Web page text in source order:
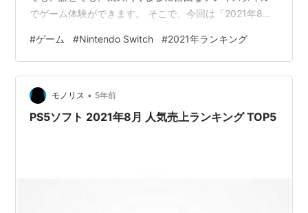
でゲーム体験ができます。 そこで、今回は「2021年8月
の人も、次に遊ぶゲームに迷っている人や、「Nintendo
Switch」と一緒に買おうと思っている人も参考にしてみ
て下さい。 ※2021年8月7日現在、Amazon調べ(事前予約
品も含む)。 目次 任天堂スイッチソフト 2021年8月 人気
売上ランキ…
#ゲーム #Nintendo Switch #2021年ランキング
モノリス • 5年前
PS5ソフト 2021年8月 人気売上ランキング TOP5